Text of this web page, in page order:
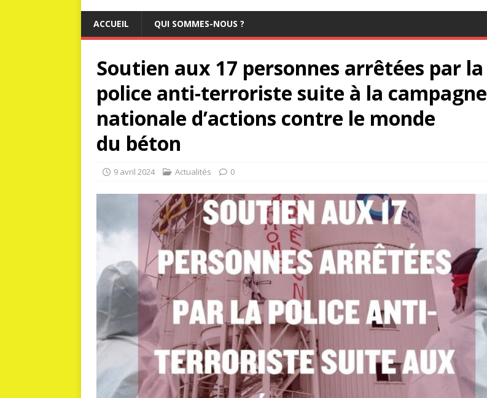
ACCUEIL QUI SOMMES-NOUS ?
Soutien aux 17 personnes arrêtées par la
police anti-terroriste suite à la campagne
nationale d’actions contre le monde
du béton
9 avril 2024 Actualités 0